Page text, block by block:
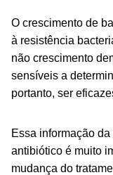
O crescimento de
à resistência
não crescimento
sensíveis a
portanto, ser
Essa informação
antibiótico é muito
mudança do